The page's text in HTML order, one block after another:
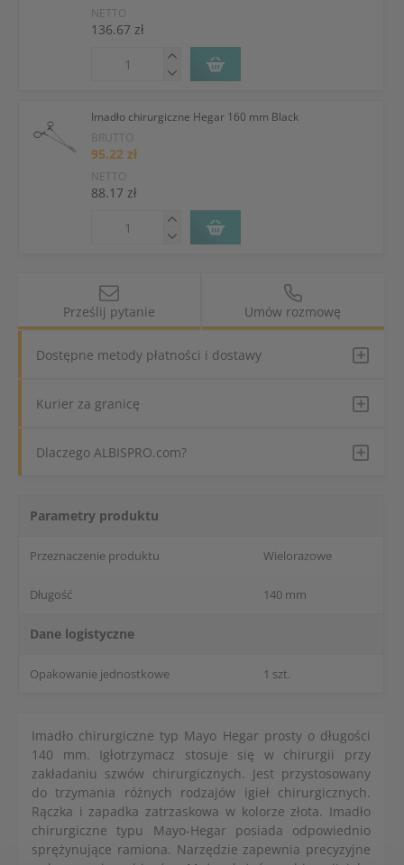
NETTO
136.67 zł
Imadło chirurgiczne Hegar 160 mm Black
BRUTTO
95.22 zł
NETTO
88.17 zł
Prześlij pytanie Umów rozmowę
Dostępne metody płatności i dostawy
Kurier za granicę
Dlaczego ALBISPRO.com?
Parametry produktu
Przeznaczenie produktu Wielorazowe
Długość 140 mm
Dane logistyczne
Opakowanie jednostkowe 1 szt.
Imadło chirurgiczne typ Mayo Hegar prosty o długości
140 mm. Igłotrzymacz stosuje się w chirurgii przy
zakładaniu szwów chirurgicznych. Jest przystosowany
do trzymania różnych rodzajów igieł chirurgicznych.
Rączka i zapadka zatrzaskowa w kolorze złota. Imadło
chirurgiczne typu Mayo-Hegar posiada odpowiednio
sprężynujące ramiona. Narzędzie zapewnia precyzyjne